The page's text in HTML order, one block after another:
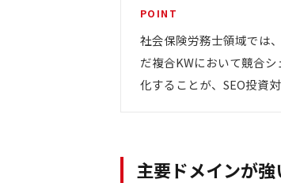
POINT
社会保険労務士領域では
だ複合KWにおいて競合
化することが、SEO投資
主要ドメインが